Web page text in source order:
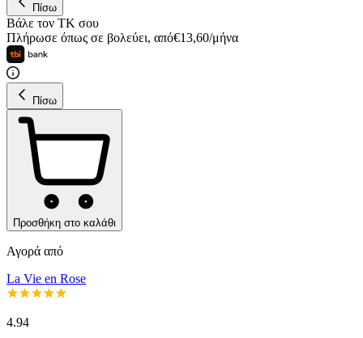
Πίσω
Βάλε τον ΤΚ σου
Πλήρωσε όπως σε βολεύει, από€13,60/μήνα
Πίσω
Προσθήκη στο καλάθι
Αγορά από
La Vie en Rose
4.94